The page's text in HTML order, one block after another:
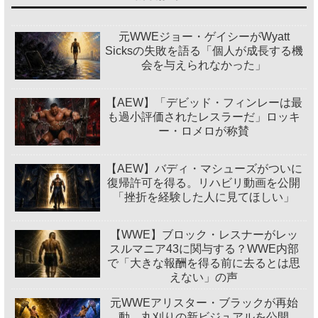
元WWEジョー・ゲイシーがWyatt
Sicksの失敗を語る「個人が成長する機
会を与えられなかった」
【AEW】「デビッド・フィンレーは最
も過小評価されたレスラーだ」ロッキ
ー・ロメロが称賛
【AEW】バディ・マシューズがついに
復帰許可を得る。リハビリ動画を公開
「挫折を経験した人に見てほしい」
【WWE】ブロック・レスナーがレッ
スルマニア43に関与する？WWE内部
で「大きな報酬を得る前に去るとは思
えない」の声
元WWEアリスター・ブラックが再始